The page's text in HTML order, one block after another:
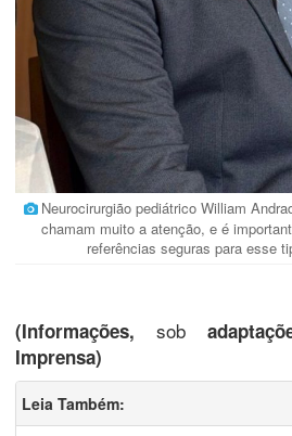
Neurocirurgião pediátrico William
chamam muito a atenção, e é
referências seguras para esse
(Informações, sob
Imprensa)
Leia Também: